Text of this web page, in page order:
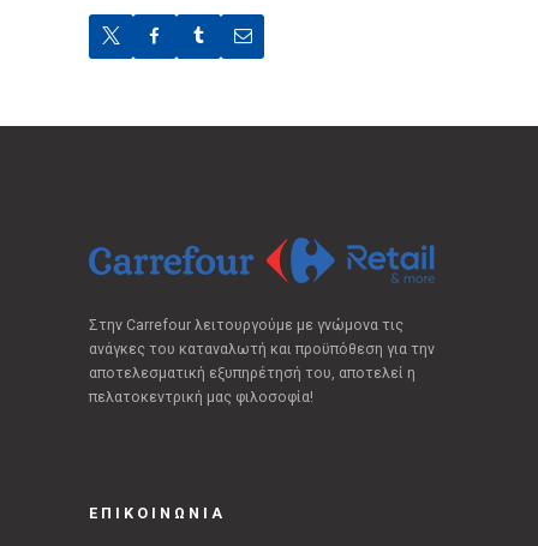
Στην Carrefour λειτουργούμε με γνώμονα τις
ανάγκες του καταναλωτή και προϋπόθεση για την
αποτελεσματική εξυπηρέτησή του, αποτελεί η
πελατοκεντρική μας φιλοσοφία!
ΕΠΙΚΟΙΝΩΝΙΑ